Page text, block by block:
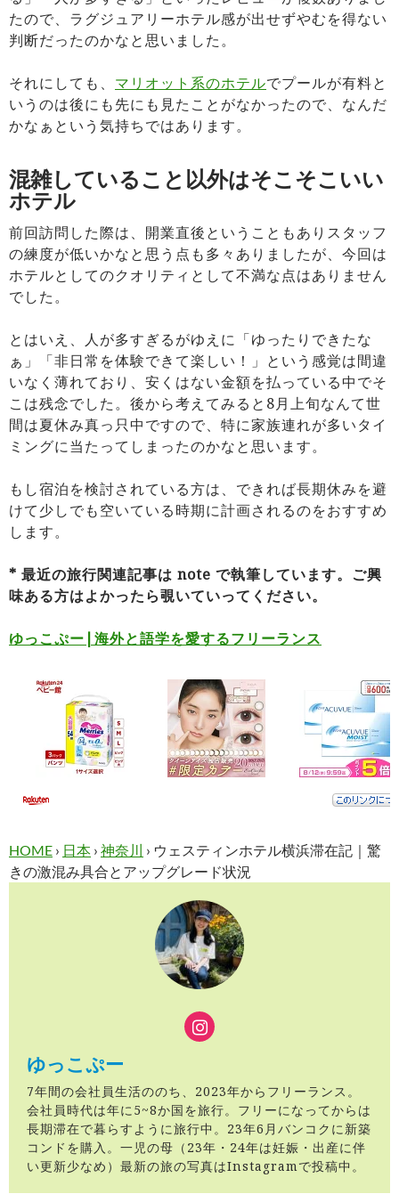
たので、ラグジュアリーホテル感が出せずやむを得ない
判断だったのかなと思いました。
それにしても、 マリオット系のホテルでプールが有料と
いうのは後にも先にも見たことがなかったので、なんだ
かなぁという気持ちではあります。
混雑していること以外はそこそこいい
ホテル
前回訪問した際は、開業直後ということもありスタッフ
の練度が低いかなと思う点も多々ありましたが、今回は
ホテルとしてのクオリティとして不満な点はありません
でした。
とはいえ、人が多すぎるがゆえに「ゆったりできたな
ぁ」「非日常を体験できて楽しい！」という感覚は間違
いなく薄れており、安くはない金額を払っている中でそ
こは残念でした。後から考えてみると8月上旬なんて世
間は夏休み真っ只中ですので、特に家族連れが多いタイ
ミングに当たってしまったのかなと思います。
もし宿泊を検討されている方は、できれば長期休みを避
けて少しでも空いている時期に計画されるのをおすすめ
します。
* 最近の旅行関連記事は note で執筆しています。ご興
味ある方はよかったら覗いていってください。
ゆっこぷー|海外と語学を愛するフリーランス
HOME › 日本 › 神奈川 › ウェスティンホテル横浜滞在記｜驚
きの激混み具合とアップグレード状況
ゆっこぷー
7年間の会社員生活ののち、2023年からフリーランス。
会社員時代は年に5~8か国を旅行。フリーになってからは
長期滞在で暮らすように旅行中。23年6月バンコクに新築
コンドを購入。一児の母（23年・24年は妊娠・出産に伴
い更新少なめ）最新の旅の写真はInstagramで投稿中。